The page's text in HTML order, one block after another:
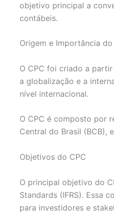
objetivo principal a
contábeis.
Origem e Importância do
O CPC foi criado a
a globalização e a
nível internacional.
O CPC é composto por
Central do Brasil (BCB),
Objetivos do CPC
O principal objetivo do
Standards (IFRS). Essa
para investidores e